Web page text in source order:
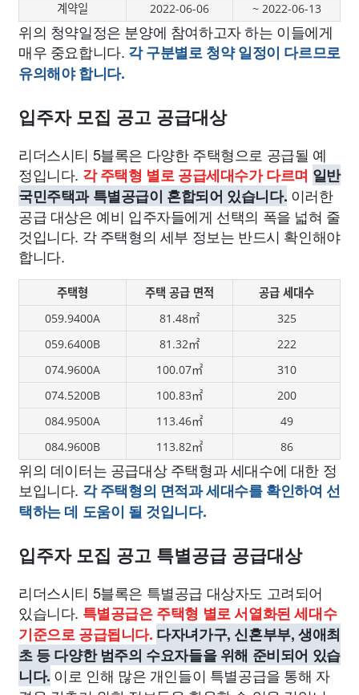
계약일
2022-06-06 ~ 2022-06-13
위의 청약일정은 분양에 참여하고자 하는 이들에게
매우 중요합니다. 각 구분별로 청약 일정이 다르므로
유의해야 합니다.
입주자 모집 공고 공급대상
리더스시티 5블록은 다양한 주택형으로 공급될 예
정입니다. 각 주택형 별로 공급세대수가 다르며 일반
국민주택과 특별공급이 혼합되어 있습니다. 이러한
공급 대상은 예비 입주자들에게 선택의 폭을 넓혀 줄
것입니다. 각 주택형의 세부 정보는 반드시 확인해야
합니다.
주택형 주택 공급 면적
공급 세대수
059.9400A
81.48㎡
325
059.6400B
81.32㎡
222
074.9600A
100.07㎡
310
074.5200B
100.83㎡
200
084.9500A
113.46㎡
49
084.9600B
113.82㎡ 86
위의 데이터는 공급대상 주택형과 세대수에 대한 정
보입니다. 각 주택형의 면적과 세대수를 확인하여 선
택하는 데 도움이 될 것입니다.
입주자 모집 공고 특별공급 공급대상
리더스시티 5블록은 특별공급 대상자도 고려되어
있습니다. 특별공급은 주택형 별로 서열화된 세대수
기준으로 공급됩니다. 다자녀가구, 신혼부부, 생애최
초 등 다양한 범주의 수요자들을 위해 준비되어 있습
니다. 이로 인해 많은 개인들이 특별공급을 통해 자